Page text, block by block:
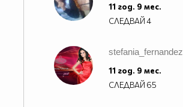
11 год. 9 мес.
СЛЕДВАЙ4
stefania_fernandez
11 год. 9 мес.
СЛЕДВАЙ 65